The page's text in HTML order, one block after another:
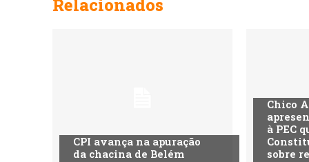
Relacionados
CPI avança na apuração
da chacina de Belém
Chico
à PEC
sobre